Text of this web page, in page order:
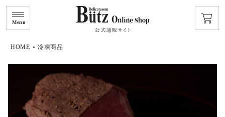
Menu
HOME 冷凍商品